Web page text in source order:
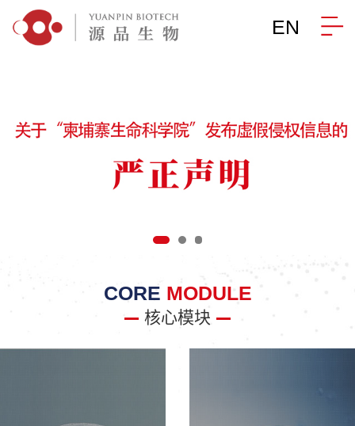
EN
CORE MODULE
核心模块